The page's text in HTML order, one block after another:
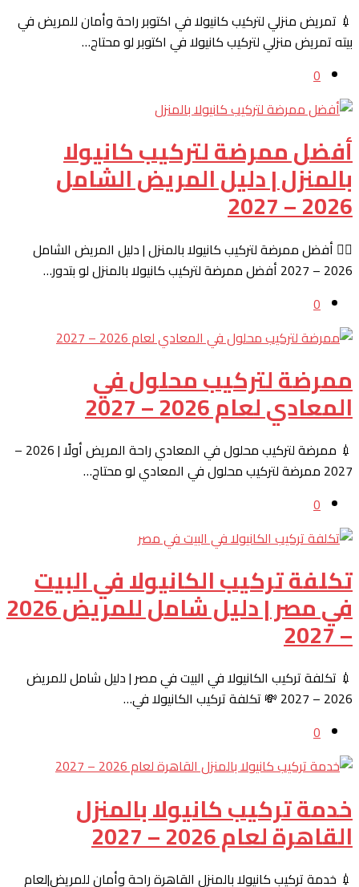
💉 تمريض منزلي لتركيب كانيولا في اكتوبر راحة وأمان للمريض في
بيته تمريض منزلي لتركيب كانيولا في اكتوبر لو محتاج…
0
أفضل ممرضة لتركيب كانيولا
بالمنزل | دليل المريض الشامل
2026 – 2027
👩‍⚕️ أفضل ممرضة لتركيب كانيولا بالمنزل | دليل المريض الشامل
2026 – 2027 أفضل ممرضة لتركيب كانيولا بالمنزل لو بتدور…
0
ممرضة لتركيب محلول في
المعادي لعام 2026 – 2027
💉 ممرضة لتركيب محلول في المعادي راحة المريض أولًا | 2026 –
2027 ممرضة لتركيب محلول في المعادي لو محتاج…
0
تكلفة تركيب الكانيولا في البيت
في مصر | دليل شامل للمريض 2026
– 2027
💉 تكلفة تركيب الكانيولا في البيت في مصر | دليل شامل للمريض
2026 – 2027 💸 تكلفة تركيب الكانيولا في…
0
خدمة تركيب كانيولا بالمنزل
القاهرة لعام 2026 – 2027
💉 خدمة تركيب كانيولا بالمنزل القاهرة راحة وأمان للمريض|لعام